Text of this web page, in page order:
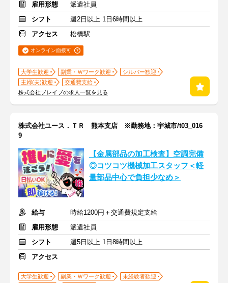
雇用形態
派遣社員
シフト
週2日以上 1日6時間以上
アクセス
松橋駅
オンライン面接可
大学生歓迎 副業・Ｗワーク歓迎
シルバー歓迎
主婦(夫)歓迎
交通費支給
株式会社ブレイブの求人一覧を見る
株式会社ユース．ＴＲ 熊本支店 ※勤務地：宇城市/t03_016
9
【金属部品の加工検査】空調完備
◎コツコツ機械加工スタッフ＜軽
量部品中心で負担少なめ＞
給与
時給1200円＋交通費規定支給
雇用形態
派遣社員
シフト
週5日以上 1日8時間以上
アクセス
大学生歓迎 副業・Ｗワーク歓迎
未経験者歓迎